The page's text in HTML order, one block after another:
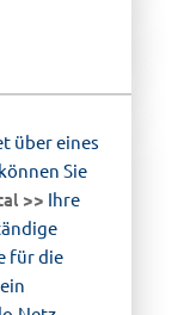
über eines
Sie
Ihre
für die